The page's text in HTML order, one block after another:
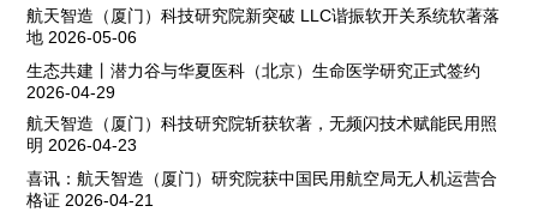
航天智造（厦门）科技研究院新突破 LLC谐振软开关系统软著落
地 2026-05-06
生态共建丨潜力谷与华夏医科（北京）生命医学研究正式签约
2026-04-29
航天智造（厦门）科技研究院斩获软著，无频闪技术赋能民用照
明 2026-04-23
喜讯：航天智造（厦门）研究院获中国民用航空局无人机运营合
格证 2026-04-21